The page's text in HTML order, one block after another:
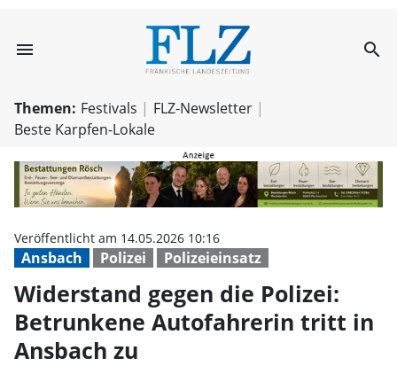
menu Widerstand search
Themen: Festivals
FLZ-Newsletter
Beste Karpfen-Lokale
Ansbach Polizei Polizeieinsatz
Veröffentlicht am 14.05.2026 10:16
Widerstand gegen die Polizei:
Betrunkene Autofahrerin tritt in
Ansbach zu